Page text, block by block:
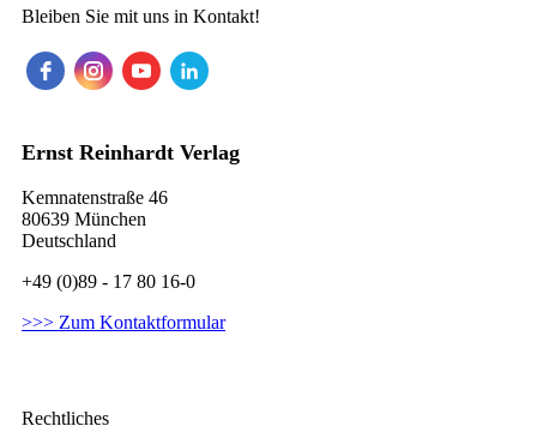
Bleiben Sie mit uns in Kontakt!
Ernst Reinhardt Verlag
Kemnatenstraße 46
80639 München
Deutschland
+49 (0)89 - 17 80 16-0
>>> Zum Kontaktformular
Rechtliches